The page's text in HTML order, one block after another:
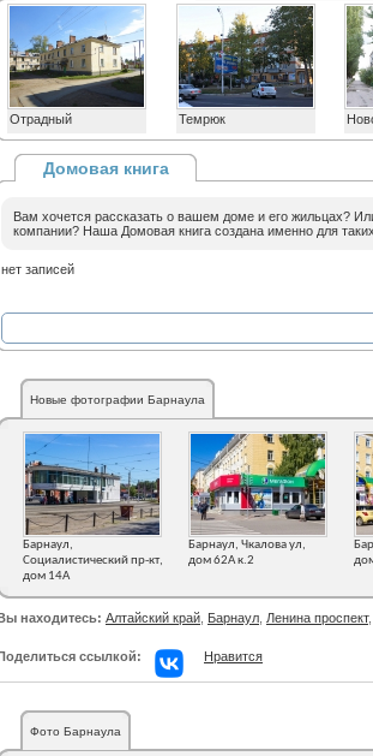
Отрадный Темрюк
Домовая книга
Вам хочется рассказать о вашем доме и его жильцах?
компании? Наша Домовая книга создана именно для
нет записей
Новые фотографии Барнаула
Барнаул,
Социалистический пр-кт,
дом 14А
Барнаул, Чкалова ул,
дом 62А к.2
находитесь: Алтайский край Барнаул Ленина проспект
ссылкой: Нравится
Фото Барнаула